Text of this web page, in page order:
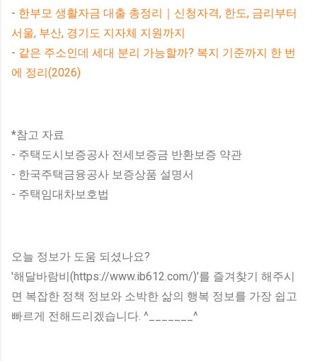
- 한부모 생활자금 대출 총정리｜신청자격, 한도, 금리부터
서울, 부산, 경기도 지자체 지원까지
- 같은 주소인데 세대 분리 가능할까? 복지 기준까지 한 번
에 정리(2026)
*참고 자료
- 주택도시보증공사 전세보증금 반환보증 약관
- 한국주택금융공사 보증상품 설명서
- 주택임대차보호법
오늘 정보가 도움 되셨나요?
'해달바람비(https://www.ib612.com/)'를 즐겨찾기 해주시
면 복잡한 정책 정보와 소박한 삶의 행복 정보를 가장 쉽고
빠르게 전해드리겠습니다. ^_______^